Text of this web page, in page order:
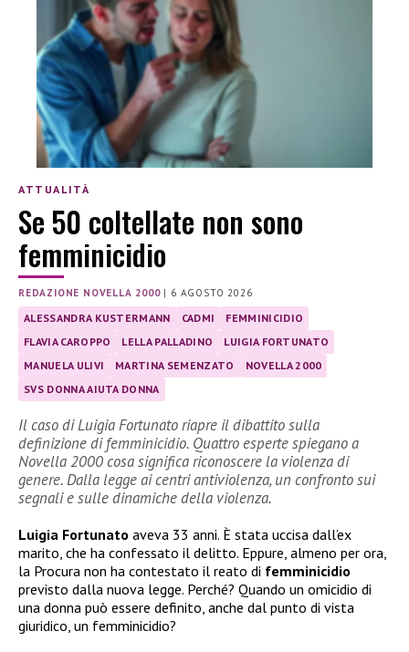
ATTUALITÀ
Se 50 coltellate non sono
femminicidio
REDAZIONE NOVELLA 2000| 6 AGOSTO 2026
ALESSANDRA KUSTERMANN CADMI
FEMMINICIDIO
FLAVIA CAROPPO
LELLA PALLADINO
LUIGIA FORTUNATO
MANUELA ULIVI
MARTINA SEMENZATO
NOVELLA 2000
SVS DONNA AIUTA DONNA
Il caso di Luigia Fortunato riapre il dibattito sulla
definizione di femminicidio. Quattro esperte spiegano a
Novella 2000 cosa significa riconoscere la violenza di
genere. Dalla legge ai centri antiviolenza, un confronto sui
segnali e sulle dinamiche della violenza.
Luigia Fortunato aveva 33 anni. È stata uccisa dall’ex
marito, che ha confessato il delitto. Eppure, almeno per ora,
la Procura non ha contestato il reato di femminicidio
previsto dalla nuova legge. Perché? Quando un omicidio di
una donna può essere definito, anche dal punto di vista
giuridico, un femminicidio?